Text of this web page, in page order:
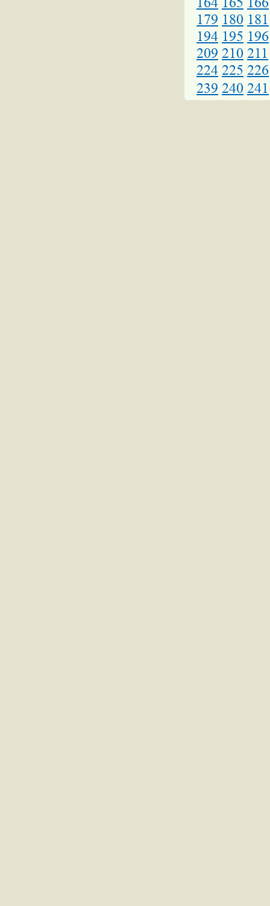
179 180 181
194 195 196
209 210 211
224 225 226
239 240 241